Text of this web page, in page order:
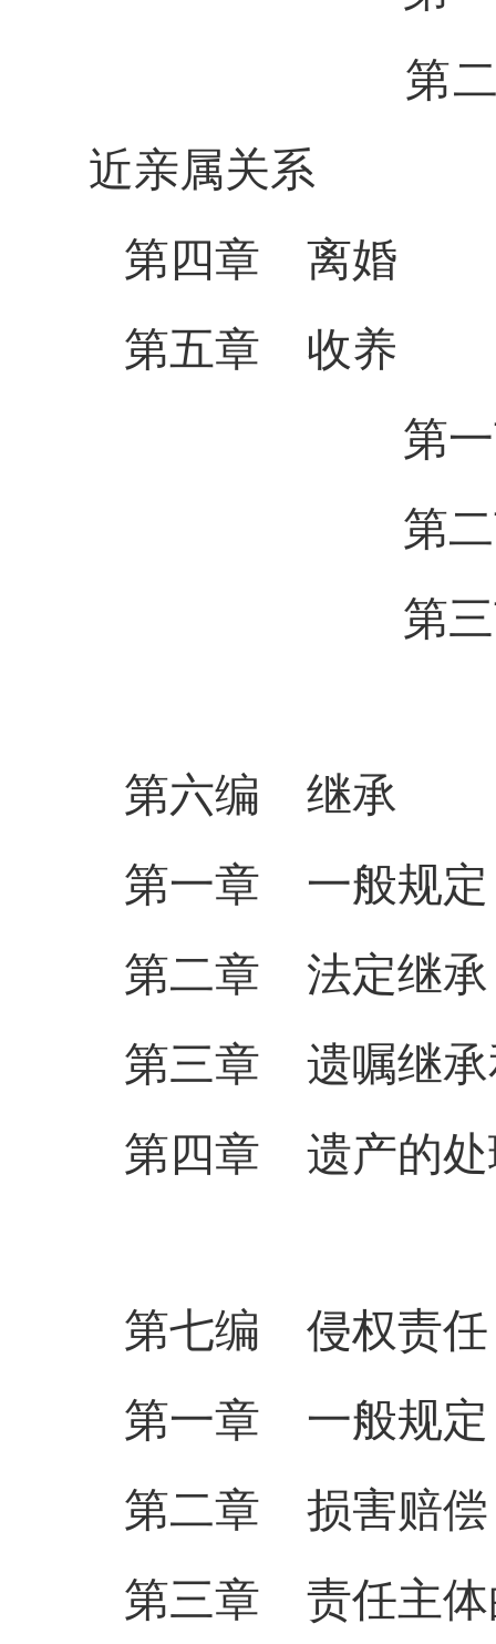
第二节 父
近亲属关系
第四章 离婚
第五章 收养
第一节 收
第二节
第三节 收
第六编 继承
第一章 一般规定
第二章 法定继承
第三章 遗嘱继承
第四章 遗产的处
第七编 侵权责任
第一章 一般规定
第二章 损害赔偿
第三章 责任主体